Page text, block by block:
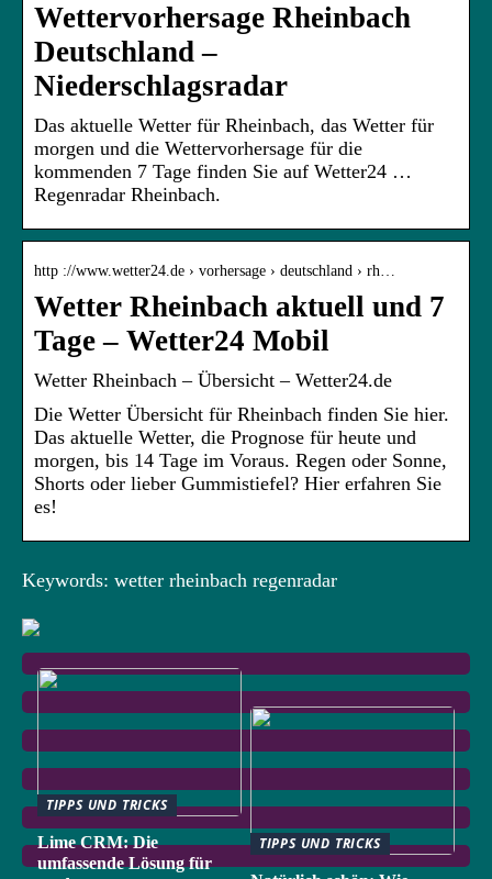
Wettervorhersage Rheinbach
Deutschland –
Niederschlagsradar
Das aktuelle Wetter für Rheinbach, das Wetter für
morgen und die Wettervorhersage für die
kommenden 7 Tage finden Sie auf Wetter24 …
Regenradar Rheinbach.
http ://www.wetter24.de › vorhersage › deutschland › rh…
Wetter Rheinbach aktuell und 7
Tage – Wetter24 Mobil
Wetter Rheinbach – Übersicht – Wetter24.de
Die Wetter Übersicht für Rheinbach finden Sie hier.
Das aktuelle Wetter, die Prognose für heute und
morgen, bis 14 Tage im Voraus. Regen oder Sonne,
Shorts oder lieber Gummistiefel? Hier erfahren Sie
es!
Keywords: wetter rheinbach regenradar
TIPPS UND TRICKS
Lime CRM: Die
umfassende Lösung für
TIPPS UND TRICKS